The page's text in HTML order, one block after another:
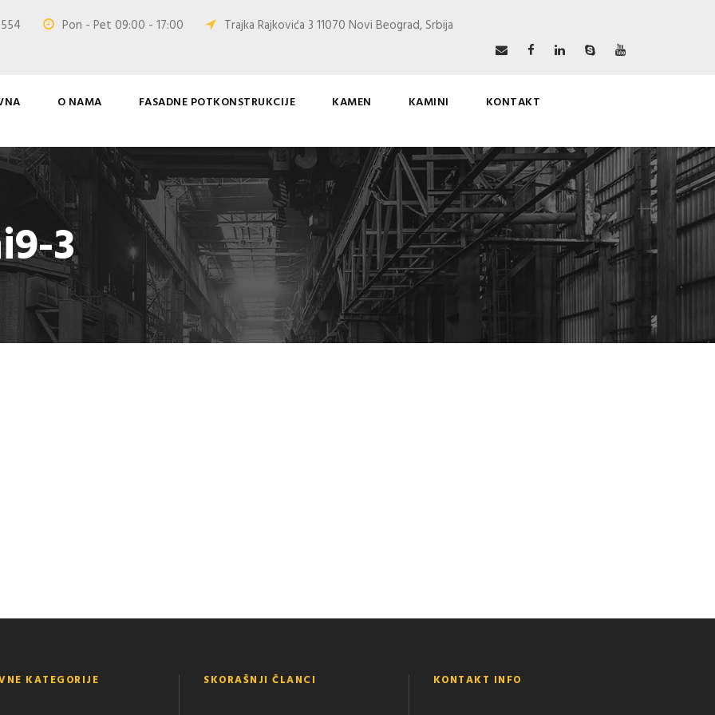
Pon - Pet 09:00 - 17:00 Trajka Rajkovića 3 11070 Novi Beograd, Srbija
O NAMA FASADNE POTKONSTRUKCIJE KAMEN KAMINI KONTAKT
3
KATEGORIJE SKORAŠNJI ČLANCI KONTAKT INFO